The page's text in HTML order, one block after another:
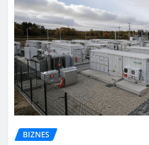
BIZNES